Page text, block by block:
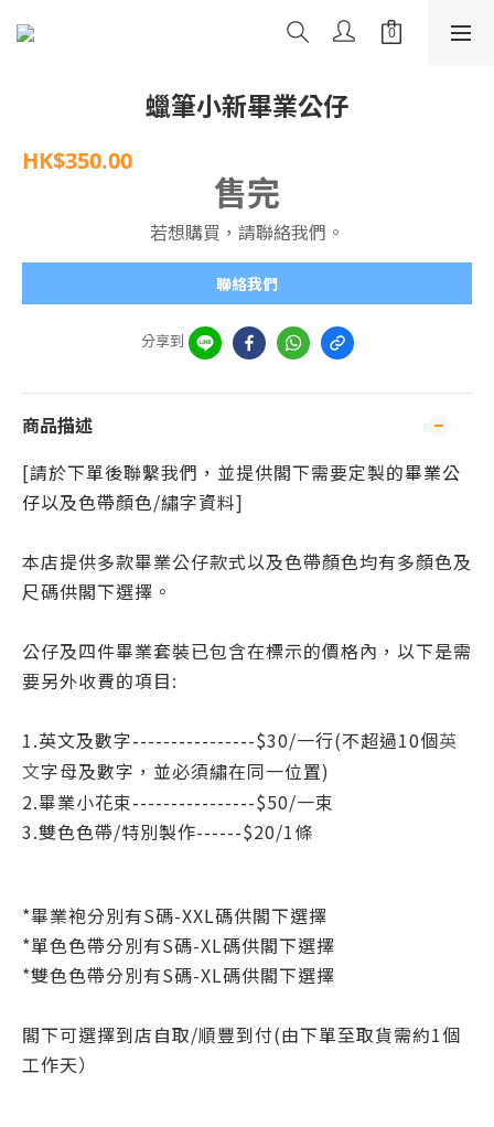
蠟筆小新畢業公仔
HK$350.00
售完
若想購買，請聯絡我們。
聯絡我們
分享到
商品描述
[請於下單後聯繫我們，並提供閣下需要定製的畢業公
仔以及色帶顏色/繡字資料]
本店提供多款畢業公仔款式以及色帶顏色均有多顏色及
尺碼供閣下選擇。
公仔及四件畢業套裝已包含在標示的價格內，以下是需
要另外收費的項目:
1.英文及數字----------------$30/一行(不超過10個英
文字母及數字 ，並必須繡在同一位置)
2.畢業小花束----------------$50/一束
3.雙色色帶/特別製作------$20/1條
*畢業袍分別有S碼-XXL碼供閣下選擇
*單色色帶分別有S碼-XL碼供閣下選擇
*雙色色帶分別有S碼-XL碼供閣下選擇
閣下可選擇到店自取/順豐到付(由下單至取貨需約1個
工作天）